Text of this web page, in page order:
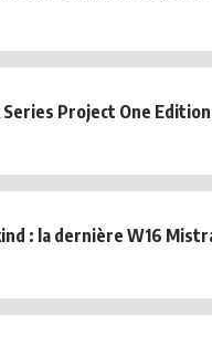
Series Project One
: la dernière W16